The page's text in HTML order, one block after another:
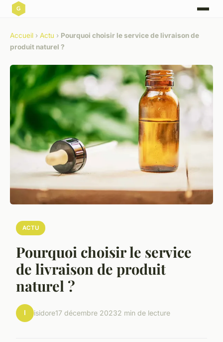
Accueil › Actu › Pourquoi choisir le service de livraison de
produit naturel ?
ACTU
Pourquoi choisir le service
de livraison de produit
naturel ?
I isidore17 décembre 20232 min de lecture